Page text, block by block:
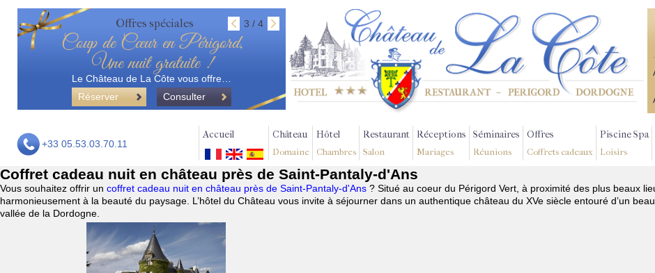
Offres spéciales 3 / 4
Coup de Cœur en Périgord,
Une nuit gratuite !
Le Château de La Côte vous offre…
Réserver
Consulter
+33 05.53.03.70.11
Accueil Château
Domaine
Hôtel
Chambres
Restaurant
Salon
Réceptions
Mariages
Séminaires
Réunions
Offres
Coffrets cadeaux
Piscine Spa
Loisirs
Coffret cadeau nuit en château près de Saint-Pantaly-d'Ans
Vous souhaitez offrir un coffret cadeau nuit en château près de Saint-Pantaly-d'Ans ? Situé au coeur du Périgord Vert, à proximité des plus beaux
harmonieusement à la beauté du paysage. L’hôtel du Château vous invite à séjourner dans un authentique château du XVe siècle entouré d’un
vallée de la Dordogne.